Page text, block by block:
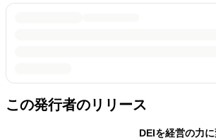
この発行者のリリース
DEIを経営の力